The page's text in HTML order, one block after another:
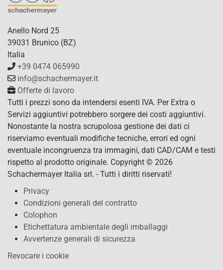
Anello Nord 25
39031 Brunico (BZ)
Italia
+39 0474 065990
info@schachermayer.it
Offerte di lavoro
Tutti i prezzi sono da intendersi esenti IVA. Per Extra o
Servizi aggiuntivi potrebbero sorgere dei costi aggiuntivi.
Nonostante la nostra scrupolosa gestione dei dati ci
riserviamo eventuali modifiche tecniche, errori ed ogni
eventuale incongruenza tra immagini, dati CAD/CAM e testi
rispetto al prodotto originale. Copyright © 2026
Schachermayer Italia srl. - Tutti i diritti riservati!
Privacy
Condizioni generali del contratto
Colophon
Etichettatura ambientale degli imballaggi
Avvertenze generali di sicurezza
Revocare i cookie